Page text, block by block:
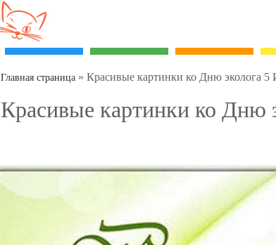
Главная страница » Красивые картинки ко Дню эколога
Красивые картинки ко Дню